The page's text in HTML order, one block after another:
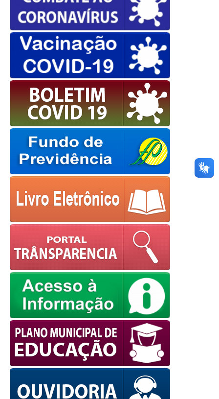
OK
European Commission |
Cookies Policy
powered by WPCookiePro